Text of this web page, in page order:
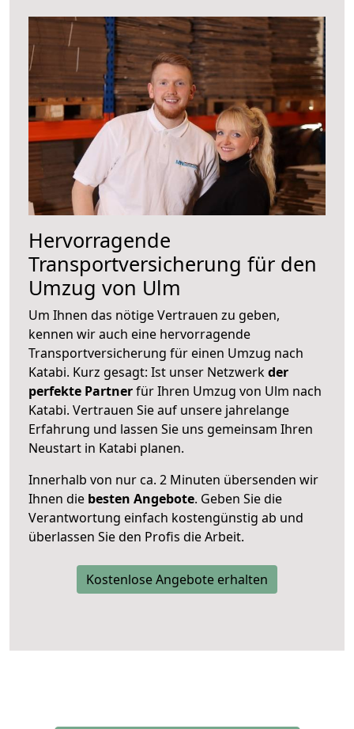
Hervorragende
Transportversicherung für den
Umzug von Ulm
Um Ihnen das nötige Vertrauen zu geben,
kennen wir auch eine hervorragende
Transportversicherung für einen Umzug nach
Katabi. Kurz gesagt: Ist unser Netzwerkder
perfekte Partnerfür Ihren Umzug von Ulm nach
Katabi. Vertrauen Sie auf unsere jahrelange
Erfahrung und lassen Sie uns gemeinsam Ihren
Neustart in Katabi planen.
Innerhalb von nur ca. 2 Minuten übersenden wir
Ihnen die besten Angebote. Geben Sie die
Verantwortung einfach kostengünstig ab und
überlassen Sie den Profis die Arbeit.
Kostenlose Angebote erhalten